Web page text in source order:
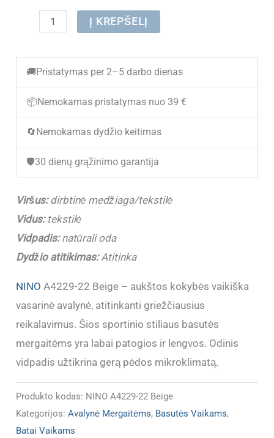
produkto
(IŠPARDUOTA)
Stilingos
basutės
(31-
36)
Į KREPŠELĮ
🚚 Pristatymas per 2–5 darbo dienas
📦 Nemokamas pristatymas nuo 39 €
🔄 Nemokamas dydžio keitimas
🛡️30 dienų grąžinimo garantija
Viršus:dirbtinė medžiaga/tekstilė
Vidus:tekstilė
Vidpadis:natūrali oda
Dydžio atitikimas:Atitinka
NINO A4229-22 Beige – aukštos kokybės vaikiška
vasarinė avalynė, atitinkanti griežčiausius
reikalavimus. Šios sportinio stiliaus basutės
mergaitėms yra labai patogios ir lengvos. Odinis
vidpadis užtikrina gerą pėdos mikroklimatą.
Produkto kodas: NINO A4229-22 Beige
Kategorijos:Avalynė Mergaitėms, Basutės Vaikams,
Batai Vaikams